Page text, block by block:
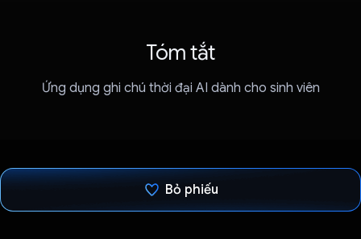
Tóm tắt
Ứng dụng ghi chú thời đại AI dành cho sinh viên
Bỏ phiếu